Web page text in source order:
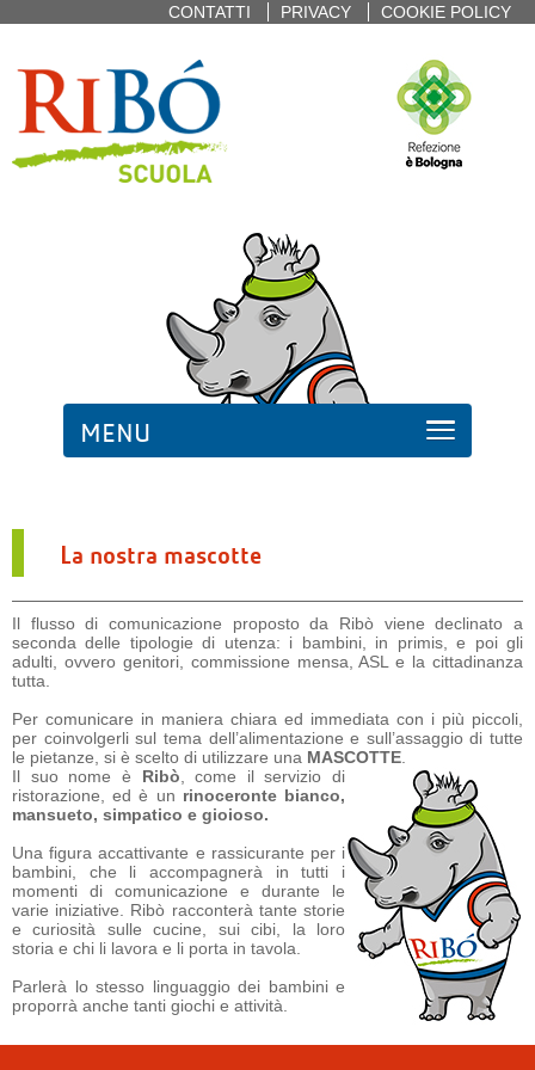
CONTATTI PRIVACY COOKIE POLICY
MENU
La nostra mascotte
Il flusso di comunicazione proposto da Ribò viene declinato a
seconda delle tipologie di utenza: i bambini, in primis, e poi gli
adulti, ovvero genitori, commissione mensa, ASL e la cittadinanza
tutta.
Per comunicare in maniera chiara ed immediata con i più piccoli,
per coinvolgerli sul tema dell’alimentazione e sull’assaggio di tutte
le pietanze, si è scelto di utilizzare una MASCOTTE.
Il suo nome è Ribò, come il servizio di
ristorazione, ed è un rinoceronte bianco,
mansueto, simpatico e gioioso.
Una figura accattivante e rassicurante per i
bambini, che li accompagnerà in tutti i
momenti di comunicazione e durante le
varie iniziative. Ribò racconterà tante storie
e curiosità sulle cucine, sui cibi, la loro
storia e chi li lavora e li porta in tavola.
Parlerà lo stesso linguaggio dei bambini e
proporrà anche tanti giochi e attività.